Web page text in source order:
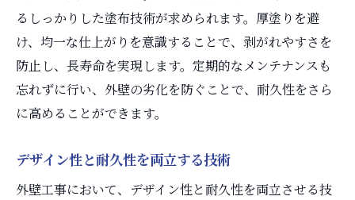
るしっかりした塗布技術が求められます。厚塗りを避
け、均一な仕上がりを意識することで、剥がれやすさを
防止し、長寿命を実現します。定期的なメンテナンスも
忘れずに行い、外壁の劣化を防ぐことで、耐久性をさら
に高めることができます。
デザイン性と耐久性を両立する技術
外壁工事において、デザイン性と耐久性を両立させる技